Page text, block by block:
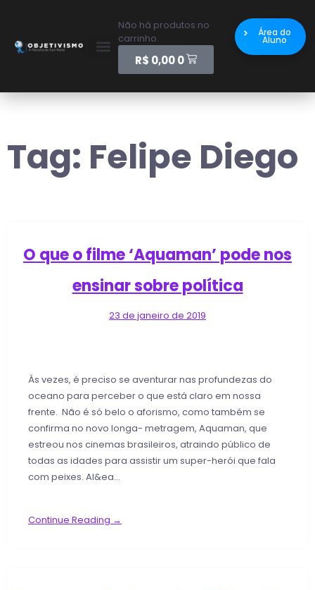
Não há produtos no
carrinho.
R$ 0,00 0
Área do
Aluno
Tag: Felipe Diego
O que o filme ‘Aquaman’ pode nos
ensinar sobre política
23 de janeiro de 2019
Às vezes, é preciso se aventurar nas profundezas do
oceano para perceber o que está claro em nossa
frente. Não é só belo o aforismo, como também se
confirma no novo longa- metragem, Aquaman, que
estreou nos cinemas brasileiros, atraindo público de
todas as idades para assistir um super-herói que fala
com peixes. Al&ea…
Continue Reading →